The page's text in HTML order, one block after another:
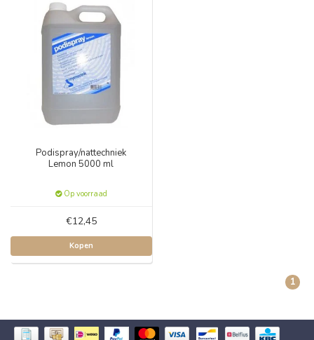
Podispray/nattechniek
Lemon 5000 ml
Op voorraad
€12,45
Kopen
1